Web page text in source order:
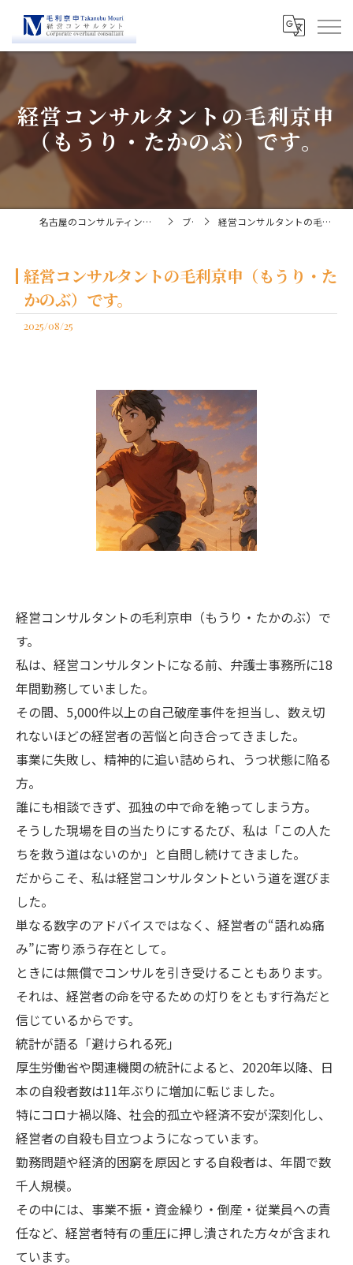
経営コンサルタントの毛利京申
（もうり・たかのぶ）です。
名古屋のコンサルティングなら経営コンサルタント毛利京申 ブログ 経営コンサルタントの毛利京申（もうり・たかのぶ）です。
経営コンサルタントの毛利京申（もうり・た
かのぶ）です。
2025/08/25
経営コンサルタントの毛利京申（もうり・たかのぶ）で
す。
私は、経営コンサルタントになる前、弁護士事務所に18
年間勤務していました。
その間、5,000件以上の自己破産事件を担当し、数え切
れないほどの経営者の苦悩と向き合ってきました。
事業に失敗し、精神的に追い詰められ、うつ状態に陥る
方。
誰にも相談できず、孤独の中で命を絶ってしまう方。
そうした現場を目の当たりにするたび、私は「この人た
ちを救う道はないのか」と自問し続けてきました。
だからこそ、私は経営コンサルタントという道を選びま
した。
単なる数字のアドバイスではなく、経営者の“語れぬ痛
み”に寄り添う存在として。
ときには無償でコンサルを引き受けることもあります。
それは、経営者の命を守るための灯りをともす行為だと
信じているからです。
統計が語る「避けられる死」
厚生労働省や関連機関の統計によると、2020年以降、日
本の自殺者数は11年ぶりに増加に転じました。
特にコロナ禍以降、社会的孤立や経済不安が深刻化し、
経営者の自殺も目立つようになっています。
勤務問題や経済的困窮を原因とする自殺者は、年間で数
千人規模。
その中には、事業不振・資金繰り・倒産・従業員への責
任など、経営者特有の重圧に押し潰された方々が含まれ
ています。